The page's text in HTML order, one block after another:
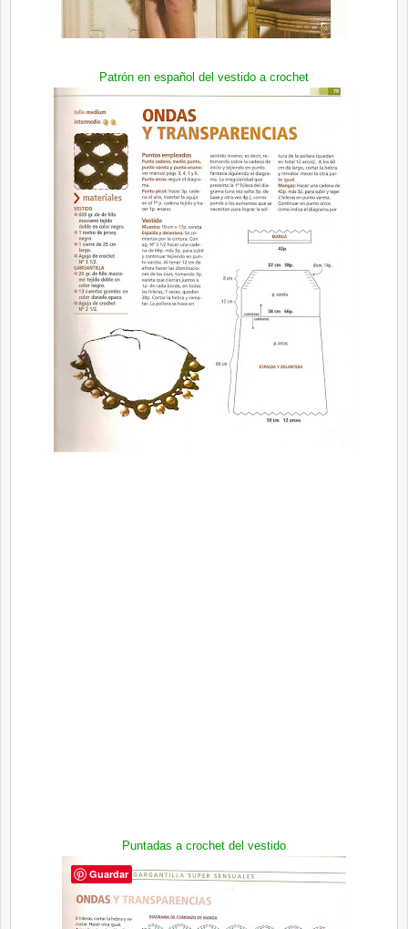
Patrón en español del vestido a crochet
Puntadas a crochet del vestido
Guardar